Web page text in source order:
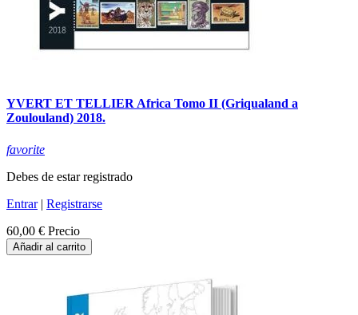
YVERT ET TELLIER Africa Tomo II (Griqualand a
Zoulouland) 2018.
favorite
Debes de estar registrado
Entrar| Registrarse
60,00 € Precio
Añadir al carrito